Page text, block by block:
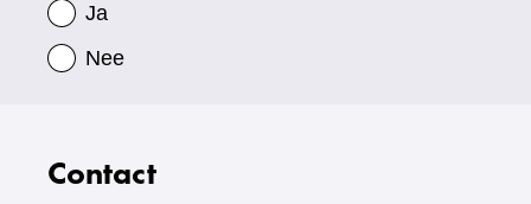
Ja
Nee
Contact